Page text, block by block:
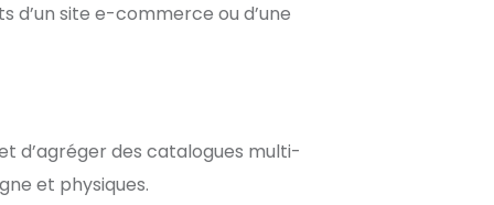
site e-commerce ou d’une
d’agréger des catalogues multi-
et physiques.